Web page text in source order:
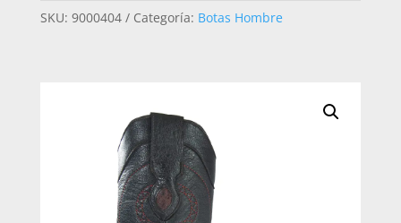
AVESTRUZ
SKU: 9000404 Categoría: Botas Hombre